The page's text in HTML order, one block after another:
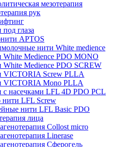
мезотерапия
рук
глаза
APTOS
нити White medience
White Medience PDO MONO
White Medience PDO SCREW
VICTORIA Screw PLLA
VICTORIA Mono PLLA
с насечками LFL 4D PDO PCL
нити LFL Screw
нити LFL Basic PDO
лица
Collost micro
Linerase
Сферогель